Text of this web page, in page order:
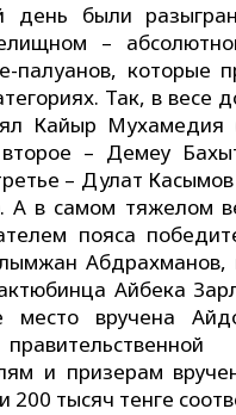
день были
–
палуанов, которые
Так, в весе
Кайыр Мухамедия
– Демеу
– Дулат
А в самом тяжелом
пояса
Абдрахманов,
Айбека
место вручена
и призерам
200 тысяч тенге